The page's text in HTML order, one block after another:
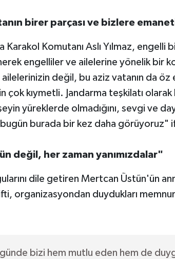
birer parçası ve bizlere
Karakol Komutanı Aslı Yılmaz,
engelliler ve ailelerine yönelik bir
değil, bu aziz vatanın da öz
çok kıymetli. Jandarma teşkilatı olarak
yüreklerde olmadığını, sevgi ve
burada bir kez daha görüyoruz"
değil, her zaman yanımızdalar"
dile getiren Mertcan Üstün'ün
organizasyondan duydukları
günde bizi hem mutlu eden hem de